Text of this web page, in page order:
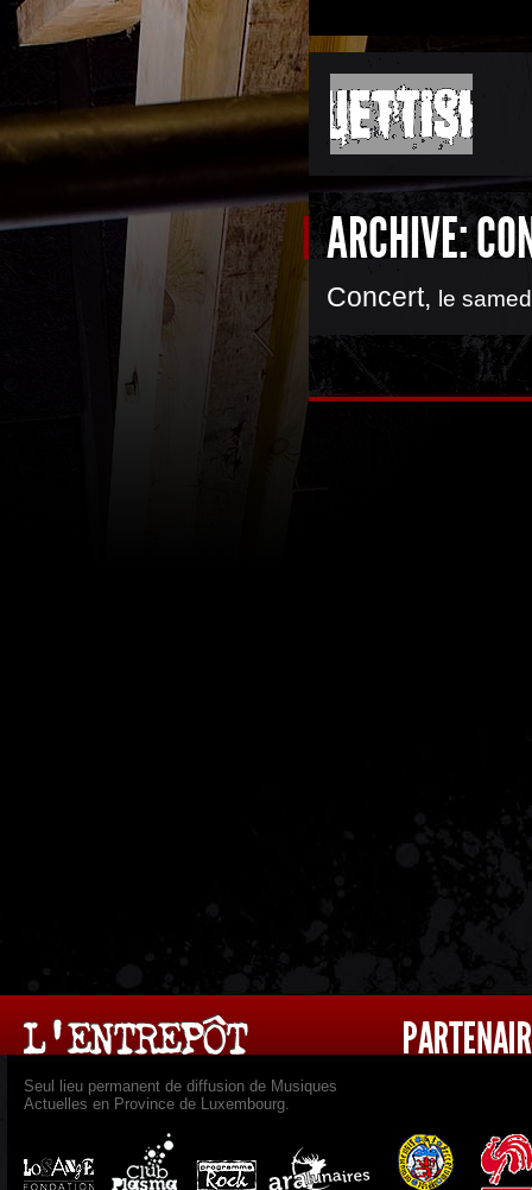
ARCHIVE:
Concert, le
Seul lieu permanent de diffusion de Musiques
Actuelles en Province de Luxembourg.